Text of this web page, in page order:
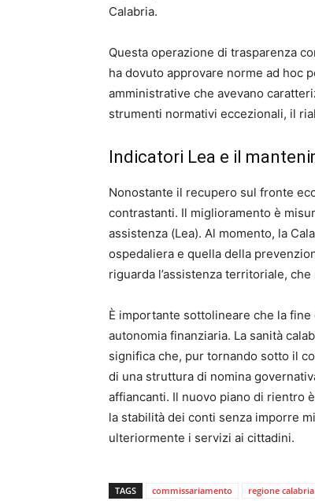
Calabria.
Questa operazione di trasparenza
ha dovuto approvare norme ad hoc
amministrative che avevano
strumenti normativi eccezionali, il
Indicatori Lea e il
Nonostante il recupero sul fronte
contrastanti. Il miglioramento è
assistenza (Lea). Al momento, la
ospedaliera e quella della
riguarda l’assistenza territoriale,
È importante sottolineare che la
autonomia finanziaria. La sanità
significa che, pur tornando sotto il
di una struttura di nomina
affiancanti. Il nuovo piano di rientro
la stabilità dei conti senza imporre
ulteriormente i servizi ai cittadini.
TAGS commissariamento regione calabria